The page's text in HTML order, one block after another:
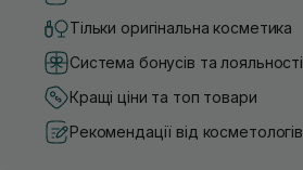
Тільки оригінальна косметика
Система бонусів та лояльності
Кращі ціни та топ товари
Рекомендації від косметологів